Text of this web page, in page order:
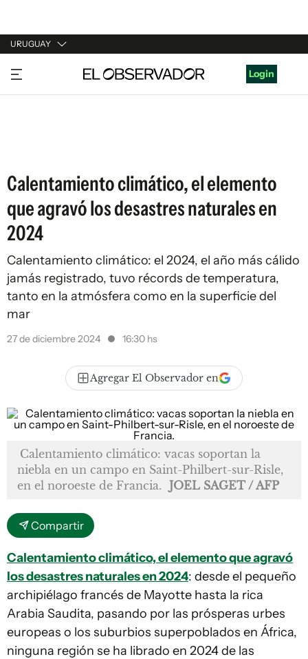
URUGUAY
URUGUAY
ARGENTINA
Login
Calentamiento climático, el elemento
que agravó los desastres naturales en
2024
Calentamiento climático: el 2024, el año más cálido
jamás registrado, tuvo récords de temperatura,
tanto en la atmósfera como en la superficie del
mar
27 de diciembre 2024 16:30 hs
Agregar El Observador en
Calentamiento climático: vacas soportan la
niebla en un campo en Saint-Philbert-sur-Risle,
en el noroeste de Francia. JOEL SAGET / AFP
Compartir
Calentamiento climático, el elemento que agravó
los desastres naturales en 2024: desde el pequeño
archipiélago francés de Mayotte hasta la rica
Arabia Saudita, pasando por las prósperas urbes
europeas o los suburbios superpoblados en África,
ninguna región se ha librado en 2024 de las